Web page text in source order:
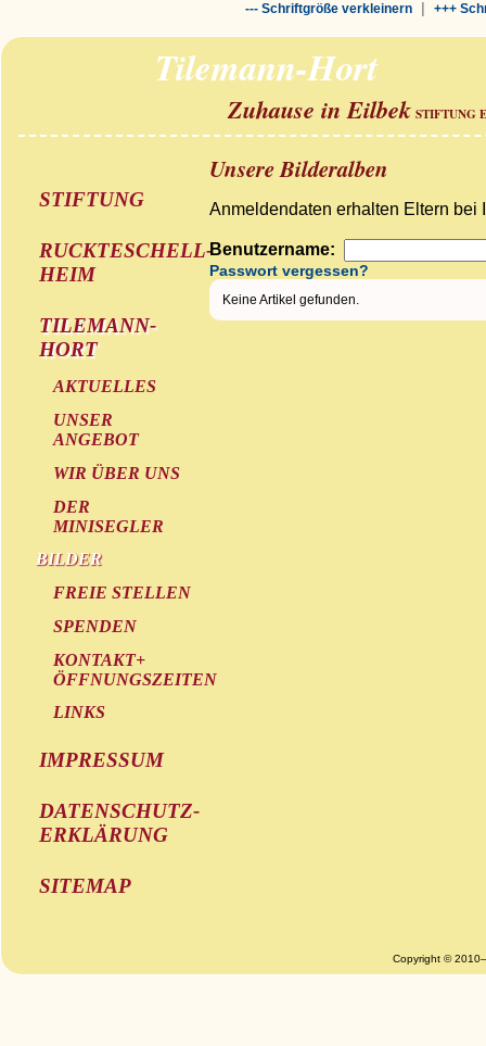
--- Schriftgröße verkleinern| +++
Tilemann-Hort
Zuhause in Eilbek STIFTUNG
STIFTUNG
RUCKTESCHELL-
HEIM
TILEMANN-
HORT
AKTUELLES
UNSER
ANGEBOT
WIR ÜBER UNS
DER
MINISEGLER
BILDER
FREIE STELLEN
SPENDEN
KONTAKT+
ÖFFNUNGSZEITEN
LINKS
IMPRESSUM
DATENSCHUTZ-
ERKLÄRUNG
SITEMAP
Unsere Bilderalben
Anmeldendaten erhalten Eltern bei
Benutzername:
Passwort vergessen?
Keine Artikel gefunden.
Copyright ©